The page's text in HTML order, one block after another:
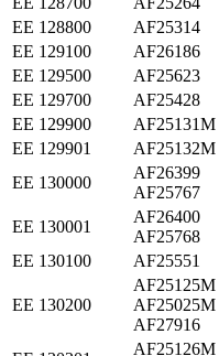
ЕЕ 128800
AF25314
ЕЕ 129100
AF26186
ЕЕ 129500
AF25623
ЕЕ 129700
AF25428
ЕЕ 129900
AF25131M
ЕЕ 129901
AF25132M
ЕЕ 130000
AF26399
AF25767
ЕЕ 130001
AF26400
AF25768
ЕЕ 130100
AF25551
ЕЕ 130200
AF25125M
AF25025M
AF27916
AF25126M